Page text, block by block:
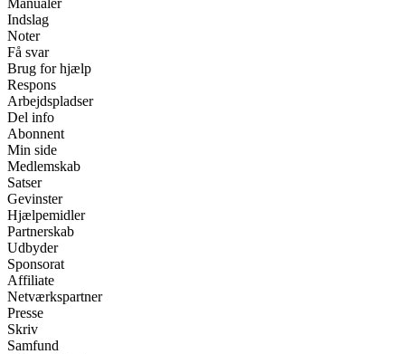
Manualer
Indslag
Noter
Få svar
Brug for hjælp
Respons
Arbejdspladser
Del info
Abonnent
Min side
Medlemskab
Satser
Gevinster
Hjælpemidler
Partnerskab
Udbyder
Sponsorat
Affiliate
Netværkspartner
Presse
Skriv
Samfund